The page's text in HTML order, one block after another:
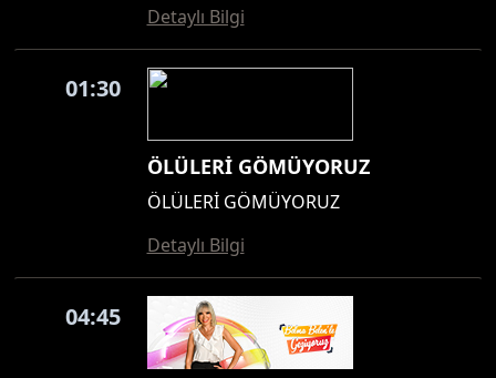
Detaylı Bilgi
01:30
ÖLÜLERİ GÖMÜYORUZ
ÖLÜLERİ GÖMÜYORUZ
Detaylı Bilgi
04:45